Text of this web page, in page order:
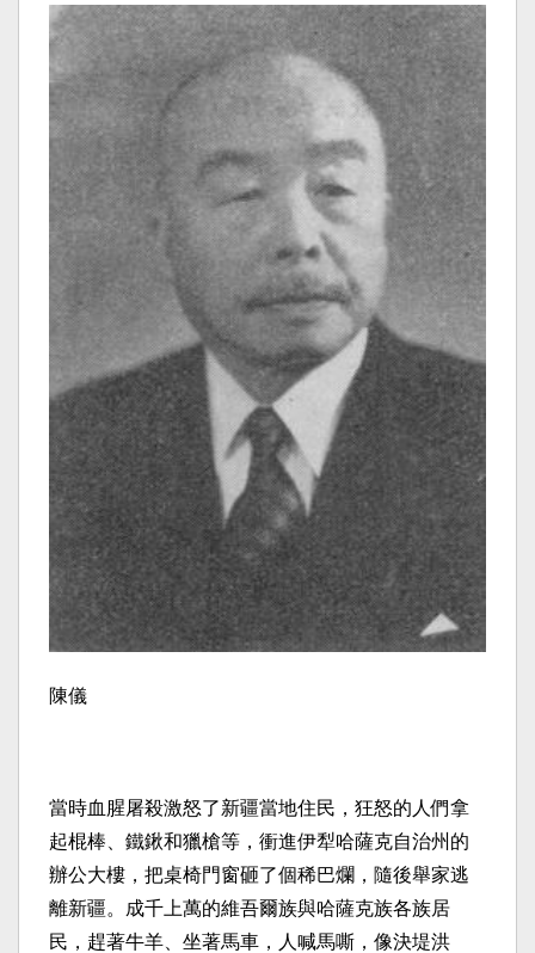
陳儀
當時血腥屠殺激怒了新疆當地住民，狂怒的人們拿
起棍棒、鐵鍬和獵槍等，衝進伊犁哈薩克自治州的
辦公大樓，把桌椅門窗砸了個稀巴爛，隨後舉家逃
離新疆。成千上萬的維吾爾族與哈薩克族各族居
民，趕著牛羊、坐著馬車，人喊馬嘶，像決堤洪